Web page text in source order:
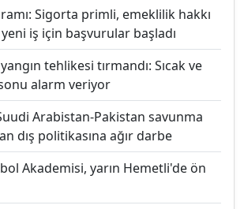
Sigorta primli, emeklilik hakkı
iş için başvurular başladı
tehlikesi tırmandı: Sıcak ve
alarm veriyor
Arabistan-Pakistan savunma
dış politikasına ağır darbe
Akademisi, yarın Hemetli'de ön